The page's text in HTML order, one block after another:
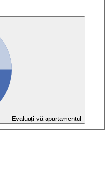
Evaluați-vă apartamentul